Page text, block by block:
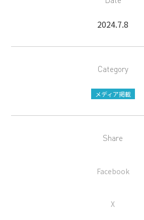
2024.7.8
Category
メディア掲載
Share
Facebook
X